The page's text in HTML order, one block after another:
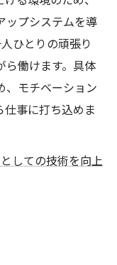
ップシステムを導
ひとりの頑張り
ら働けます。具体
、モチベーション
事に打ち込めま
しての技術を向上